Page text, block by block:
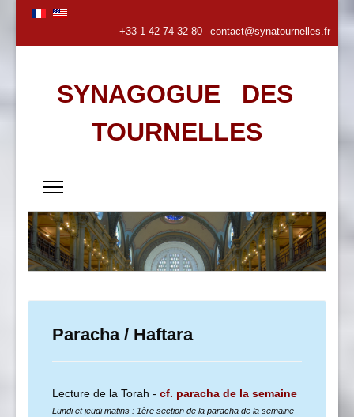
+33 1 42 74 32 80 contact@synatournelles.fr
SYNAGOGUE DES
TOURNELLES
Paracha / Haftara
Lecture de la Torah - cf. paracha de la semaine
Lundi et jeudi matins : 1ère section de la paracha de la semaine